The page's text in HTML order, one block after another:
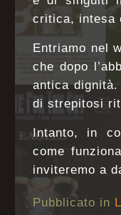
critica, intesa
Entriamo nel
che dopo
antica
di strepitosi
Intanto, in
come
inviteremo a
Pubblicato in